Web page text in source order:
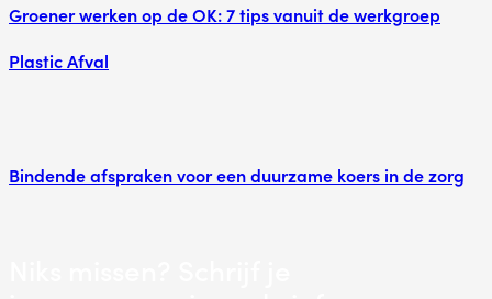
Groener werken op de OK: 7 tips vanuit de werkgroep
Plastic Afval
Bindende afspraken voor een duurzame koers in de zorg